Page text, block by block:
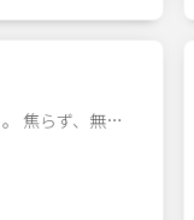
焦らず、無…